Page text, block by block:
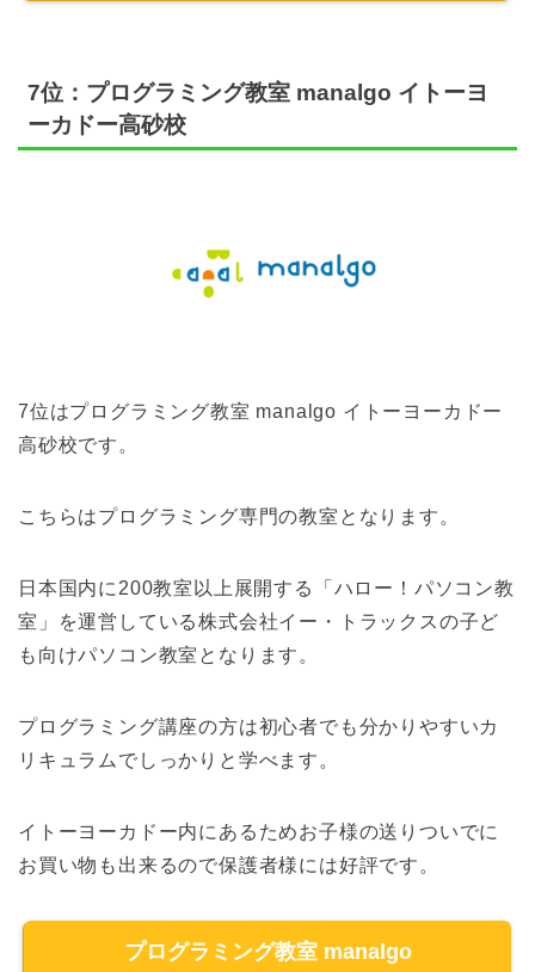
7位：プログラミング教室 manalgo イトーヨ
ーカドー高砂校
7位はプログラミング教室 manalgo イトーヨーカドー
高砂校です。
こちらはプログラミング専門の教室となります。
日本国内に200教室以上展開する「ハロー！パソコン教
室」を運営している株式会社イー・トラックスの子ど
も向けパソコン教室となります。
プログラミング講座の方は初心者でも分かりやすいカ
リキュラムでしっかりと学べます。
イトーヨーカドー内にあるためお子様の送りついでに
お買い物も出来るので保護者様には好評です。
プログラミング教室 manalgo